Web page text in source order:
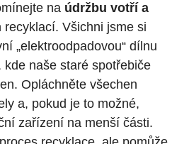
na údržbu votří a
recyklací. Všichni jsme si
„elektroodpadovou“ dílnu
kde naše staré spotřebiče
Opláchněte všechen
a, pokud je to možné,
zařízení na menší části.